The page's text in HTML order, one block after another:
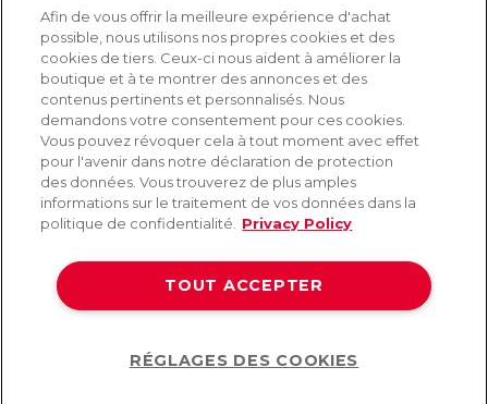
SERVICE
Livraison rapide et gratuite
Retours & remboursements
Paiement sécurisé
AIDE
Contact
Livraison et expédition
Foire aux questions
Protection des données
Afin de vous offrir la meilleure expérience d'achat
possible, nous utilisons nos propres cookies et des
cookies de tiers. Ceux-ci nous aident à améliorer la
boutique et à te montrer des annonces et des
contenus pertinents et personnalisés. Nous
demandons votre consentement pour ces cookies.
Vous pouvez révoquer cela à tout moment avec effet
pour l'avenir dans notre déclaration de protection
des données. Vous trouverez de plus amples
informations sur le traitement de vos données dans la
politique de confidentialité.
Privacy Policy
TOUT ACCEPTER
RÉGLAGES DES COOKIES